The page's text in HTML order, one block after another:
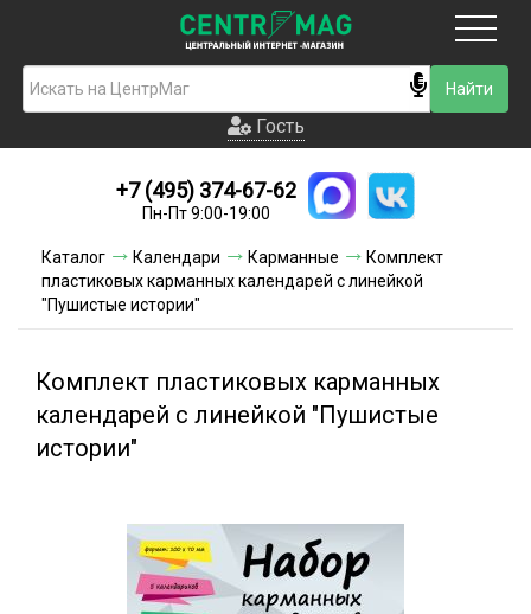
Гость
Новинки
Условия доставки
Условия оплаты
Акции и скидки
Гость
+7 (495) 374-67-62
Пн-Пт 9:00-19:00
Каталог Календари Карманные
Комплект
пластиковых карманных календарей с линейкой
"Пушистые истории"
Комплект пластиковых карманных
календарей с линейкой "Пушистые
истории"